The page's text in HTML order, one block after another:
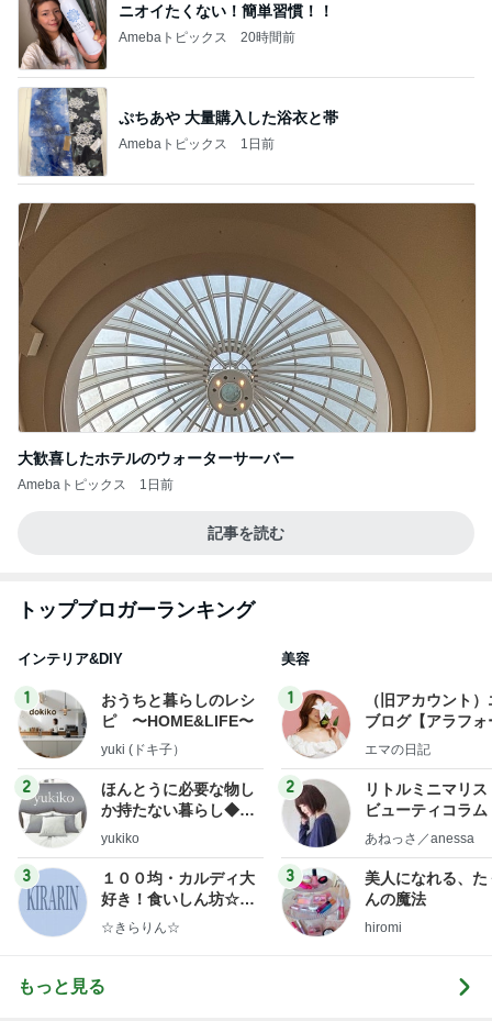
ニオイたくない！簡単習慣！！
Amebaトピックス 20時間前
ぷちあや 大量購入した浴衣と帯
Amebaトピックス 1日前
大歓喜したホテルのウォーターサーバー
Amebaトピックス 1日前
記事を読む
トップブロガーランキング
インテリア&DIY
1
おうちと暮らしのレシ
ピ 〜HOME&LIFE〜
yuki (ドキ子）
2
ほんとうに必要な物し
か持たない暮らし◆Ke
ep Life Simple◆〜イ
yukiko
3
１００均・カルディ大
好き！食いしん坊☆き
らりん☆のブログ
☆きらりん☆
美容
1
（旧アカウント
ブログ【アラフォ
社売却セカンドラ
エマの日記
2
リトルミニマリス
ビューティコラ
little
あねっさ／anessa
3
美人になれる、た
んの魔法
hiromi
もっと見る